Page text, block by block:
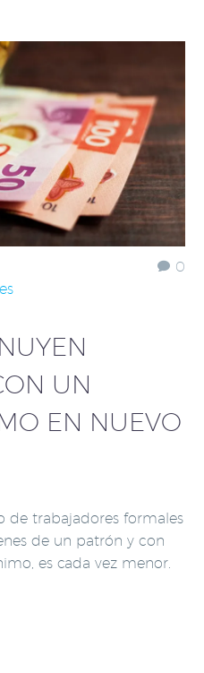
0
UN
EN NUEVO
de trabajadores formales
de un patrón y con
es cada vez menor.